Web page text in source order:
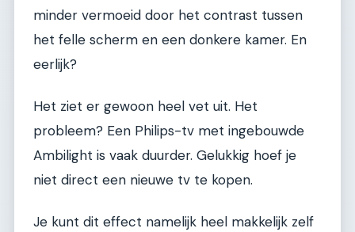
minder vermoeid door het contrast tussen
het felle scherm en een donkere kamer. En
eerlijk?
Het ziet er gewoon heel vet uit. Het
probleem? Een Philips-tv met ingebouwde
Ambilight is vaak duurder. Gelukkig hoef je
niet direct een nieuwe tv te kopen.
Je kunt dit effect namelijk heel makkelijk zelf